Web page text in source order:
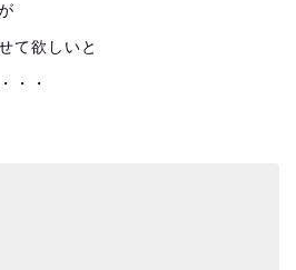
て欲しいと
・・